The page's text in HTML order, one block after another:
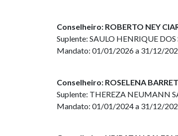
Conselheiro: ROBERTO NEY
Suplente: SAULO HENRIQUE DOS
Mandato: 01/01/2026 a 31/12/
Conselheiro: ROSELENA
Suplente: THEREZA NEUMANN
Mandato: 01/01/2024 a 31/12/